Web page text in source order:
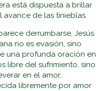
está dispuesta a brillar
avance de las tinieblas.
derrumbarse, Jesús
no es evasión, sino
una profunda oración en
libre del sufrimiento, sino
en el amor,
libremente por amor